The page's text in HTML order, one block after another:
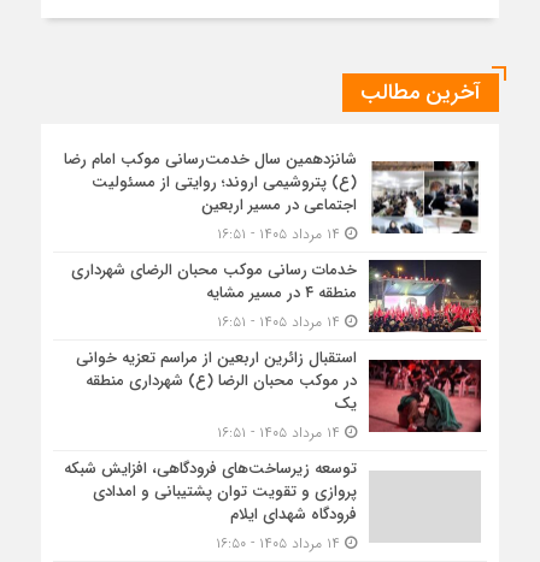
آخرین مطالب
شانزدهمین سال خدمت‌رسانی موکب امام رضا
(ع) پتروشیمی اروند؛ روایتی از مسئولیت
اجتماعی در مسیر اربعین
خدمات رسانی موکب محبان الرضای شهرداری
منطقه ۴ در مسیر مشایه
استقبال زائرین اربعین از مراسم تعزیه خوانی
در موکب محبان الرضا (ع) شهرداری منطقه
یک
توسعه زیرساخت‌های فرودگاهی، افزایش شبکه
پروازی و تقویت توان پشتیبانی و امدادی
فرودگاه شهدای ایلام